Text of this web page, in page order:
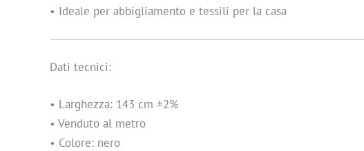
• Ideale per abbigliamento e tessili per la casa
Dati tecnici:
• Larghezza: 143 cm ±2%
• Venduto al metro
• Colore: nero